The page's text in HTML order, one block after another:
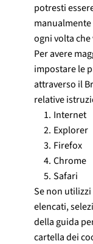
potresti
ogni volta
Per avere
impostare le
attraverso il
relative
Internet
Explorer
Firefox
Chrome
Safari
Se non
elencati,
della guida
cartella dei